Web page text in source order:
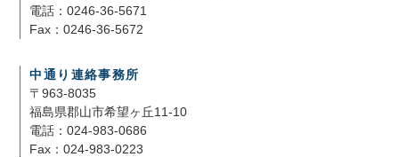
電話：0246-36-5671
Fax：0246-36-5672
中通り連絡事務所
〒963-8035
福島県郡山市希望ヶ丘11-10
電話：024-983-0686
Fax：024-983-0223